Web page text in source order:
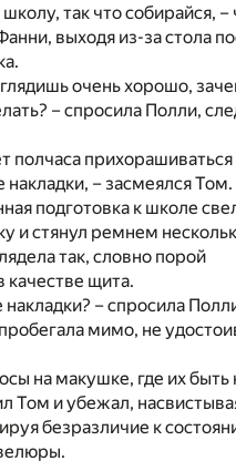
так что собирайся,
выходя из-за стола
очень хорошо,
– спросила Полли,
полчаса прихорашиваться
накладки, – засмеялся Том.
подготовка к школе
и стянул ремнем
так, словно порой
качестве щита.
накладки? – спросила
мимо, не
на макушке, где их быть
Том и убежал,
безразличие к